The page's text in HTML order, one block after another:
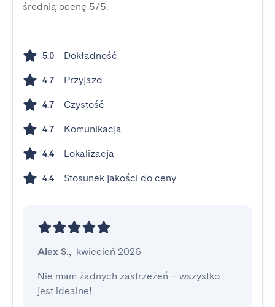
średnią ocenę 5/5.
5.0 Dokładność
4.7 Przyjazd
4.7 Czystość
4.7 Komunikacja
4.4 Lokalizacja
4.4 Stosunek jakości do ceny
Alex S., kwiecień 2026
Nie mam żadnych zastrzeżeń – wszystko
jest idealne!